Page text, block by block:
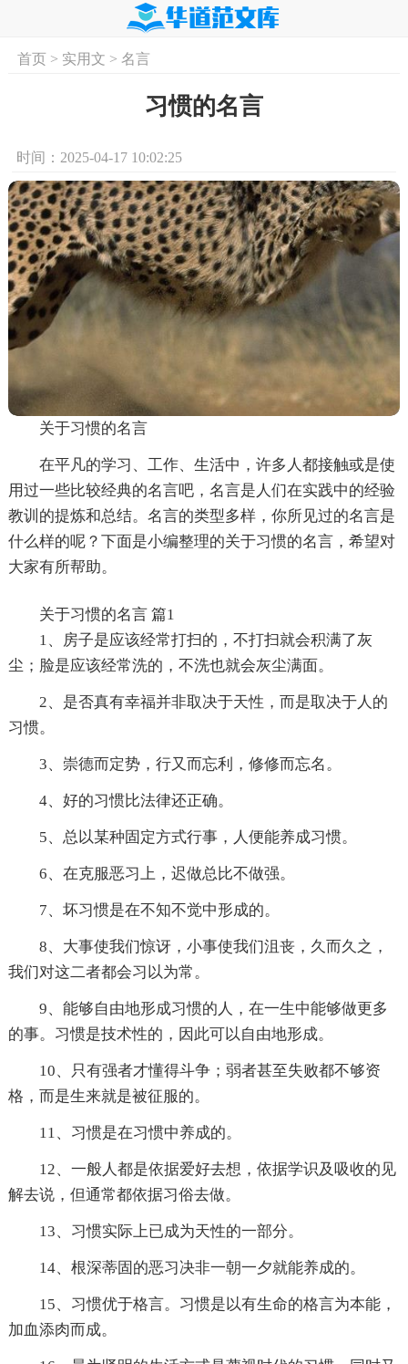
首页 实用文
首页> 实用文 > 名言
习惯的名言
时间：2025-04-17 10:02:25
关于习惯的名言
在平凡的学习、工作、生活中，许多人都接触或是使
用过一些比较经典的名言吧，名言是人们在实践中的经验
教训的提炼和总结。名言的类型多样，你所见过的名言是
什么样的呢？下面是小编整理的关于习惯的名言，希望对
大家有所帮助。
关于习惯的名言 篇1
1、房子是应该经常打扫的，不打扫就会积满了灰
尘；脸是应该经常洗的，不洗也就会灰尘满面。
2、是否真有幸福并非取决于天性，而是取决于人的
习惯。
3、崇德而定势，行又而忘利，修修而忘名。
4、好的习惯比法律还正确。
5、总以某种固定方式行事，人便能养成习惯。
6、在克服恶习上，迟做总比不做强。
7、坏习惯是在不知不觉中形成的。
8、大事使我们惊讶，小事使我们沮丧，久而久之，
我们对这二者都会习以为常。
9、能够自由地形成习惯的人，在一生中能够做更多
的事。习惯是技术性的，因此可以自由地形成。
10、只有强者才懂得斗争；弱者甚至失败都不够资
格，而是生来就是被征服的。
11、习惯是在习惯中养成的。
12、一般人都是依据爱好去想，依据学识及吸收的见
解去说，但通常都依据习俗去做。
13、习惯实际上已成为天性的一部分。
14、根深蒂固的恶习决非一朝一夕就能养成的。
15、习惯优于格言。习惯是以有生命的格言为本能，
加血添肉而成。